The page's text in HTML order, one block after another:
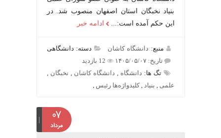
بنیاد نخبگان استان اصفهان منصوب شد. در
این حکم آمده است:...
ادامه خبر
منبع:دانشگاه کاشان
دسته: دانشگاهی
تاریخ: ۱۴۰۵/۰۵/۰۷
12 بازدید
تگ ها: دانشگاه,دانشگاه کاشان ,نخبگان ,
بنیاد, کلیدواژه‌ها رئیس,
۰۷
مرداد